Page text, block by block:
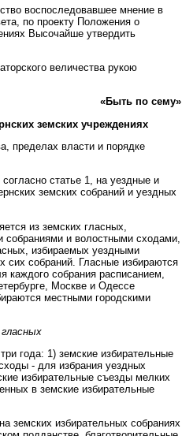
воспоследовавшее мнение в
по проекту Положения о
Высочайше утвердить
величества рукою
«Быть по сему»
земских учреждениях
пределах власти и порядке
статье 1, на уездные и
земских собраний и уездных
из земских гласных,
и волостными сходами,
избираемых уездными
сих собраний. Гласные избираются
каждого собрания расписанием,
Москве и Одессе
местными городскими
года: 1) земские избирательные
- для избрания уездных
избирательные съезды мелких
в земские избирательные
земских избирательных собраниях